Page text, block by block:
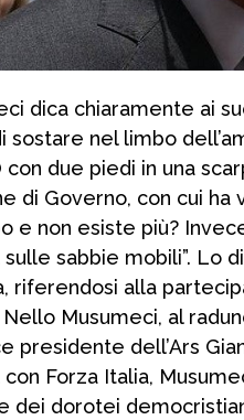
dica chiaramente ai
sostare nel limbo
con due piedi in una
di Governo, con cui ha
e non esiste più?
sabbie mobili”. Lo
riferendosi alla
Nello Musumeci, al
presidente dell’Ars
Forza Italia,
dei dorotei